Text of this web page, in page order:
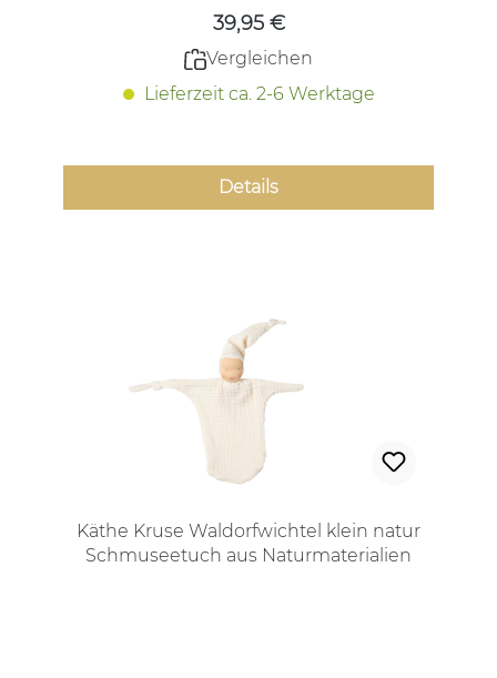
39,95 €
Vergleichen
Lieferzeit ca. 2-6 Werktage
Details
Käthe Kruse Waldorfwichtel klein natur
Schmuseetuch aus Naturmaterialien